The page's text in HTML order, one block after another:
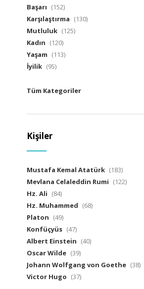
Başarı (152)
Karşılaştırma (130)
Mutluluk (125)
Kadın (120)
Yaşam (113)
İyilik (95)
Tüm Kategoriler
Kişiler
Mustafa Kemal Atatürk (183)
Mevlana Celaleddin Rumi (122)
Hz. Ali (84)
Hz. Muhammed (68)
Platon (49)
Konfüçyüs (47)
Albert Einstein (40)
Oscar Wilde (39)
Johann Wolfgang von Goethe (38)
Victor Hugo (37)